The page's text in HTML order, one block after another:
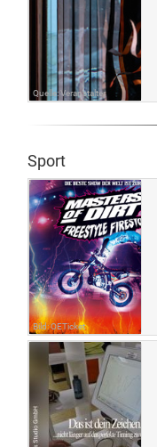
Quelle: Veranstalter
Sport
Bild: OETicket